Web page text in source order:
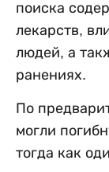
поиска
лекарств,
людей, а
ранениях.
По
могли
тогда как